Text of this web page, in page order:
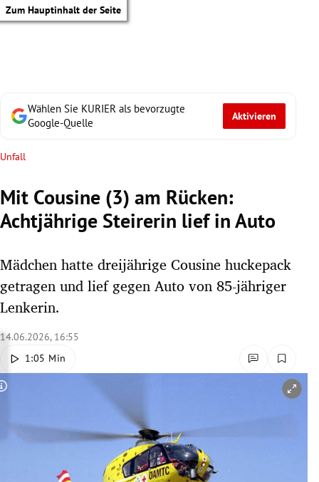
Zum Hauptinhalt der Seite
Untermenü
Untermenü
Untermenü
Untermenü
Untermenü
Wählen Sie KURIER als bevorzugte
Google-Quelle
Aktivieren
Unfall
Mit Cousine (3) am Rücken:
Achtjährige Steirerin lief in Auto
Mädchen hatte dreijährige Cousine huckepack
getragen und lief gegen Auto von 85-jähriger
Lenkerin.
14.06.2026, 16:55
1:05 Min
Copyright-Hinweis öffnen/schließen